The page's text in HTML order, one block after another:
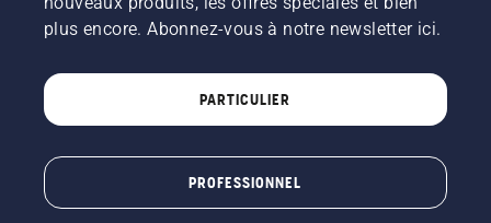
plus encore. Abonnez-vous à notre newsletter ici.
PARTICULIER
PROFESSIONNEL